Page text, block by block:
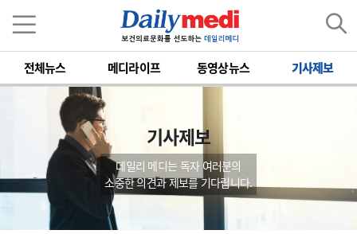
전체뉴스 메디라이프 동영상뉴스 기사제보
기사제보
데일리 메디는 독자 여러분의
소중한 의견과 제보를 기다립니다.